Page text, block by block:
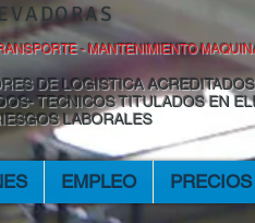
- MANTENIMIENTO
DE LOGISTICA
TECNICOS TITULADOS EN
LABORALES
EMPLEO PRECIOS